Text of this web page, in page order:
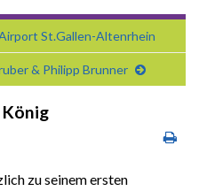
St.Gallen-Altenrhein
& Philipp Brunner
zu seinem ersten